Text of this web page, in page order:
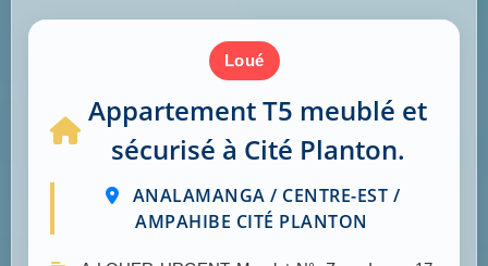
loué
Appartement T5 meublé et
sécurisé à Cité Planton.
ANALAMANGA / CENTRE-EST /
AMPAHIBE CITÉ PLANTON